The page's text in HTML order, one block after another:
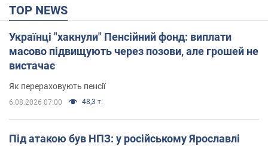
TOP NEWS
Українці "хакнули" Пенсійний фонд: виплати
масово підвищують через позови, але грошей не
вистачає
Як перераховують пенсії
6.08.2026 07:00 48,3 т.
Під атакою був НПЗ: у російському Ярославлі